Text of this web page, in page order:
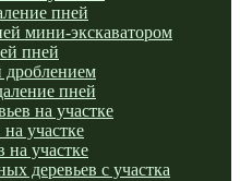
пней
мини-экскаватором
пней
дроблением
пней
на участке
участке
на участке
деревьев с участка